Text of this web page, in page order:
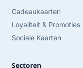
Cadeaukaarten
Loyaliteit & Promoties
Sociale Kaarten
Sectoren